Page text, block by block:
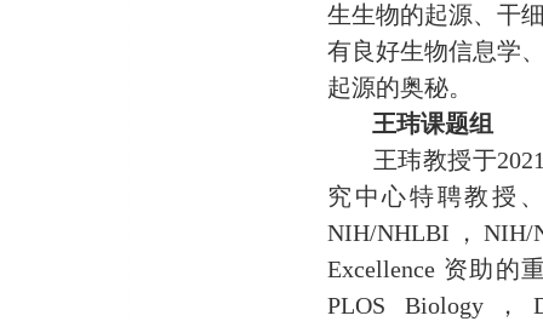
生生物的起源、干
有良好生物信息学
起源的奥秘。
王玮课题组
王玮教授于
究中心特聘教授
NIH/NHLBI，NIH/
Excellence 资助的
PLOS Biology，